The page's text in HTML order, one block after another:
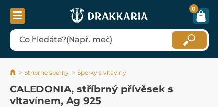
0
Stříbrné šperky Šperky s vltavíny
CALEDONIA, stříbrný přívěsek s
vltavínem, Ag 925